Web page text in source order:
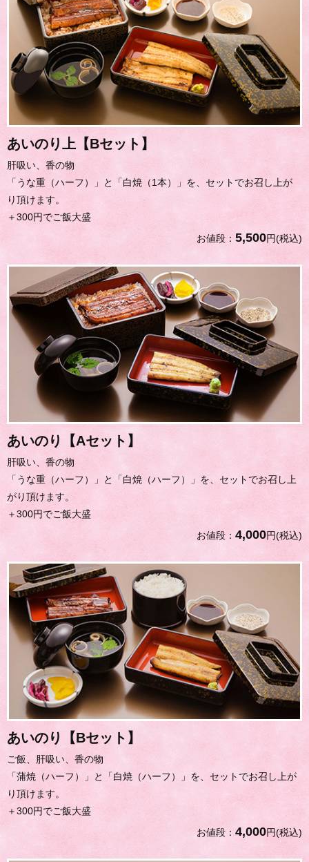
あいのり上【Bセット】
肝吸い、香の物
「うな重（ハーフ）」と「白焼（1本）」を、セットでお召し上が
り頂けます。
＋300円でご飯大盛
お値段： 5,500円(税込)
あいのり【Aセット】
肝吸い、香の物
「うな重（ハーフ）」と「白焼（ハーフ）」を、セットでお召し上
がり頂けます。
＋300円でご飯大盛
お値段： 4,000円(税込)
あいのり【Bセット】
ご飯、肝吸い、香の物
「蒲焼（ハーフ）」と「白焼（ハーフ）」を、セットでお召し上が
り頂けます。
＋300円でご飯大盛
お値段： 4,000円(税込)